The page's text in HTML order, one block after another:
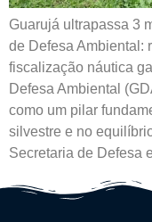
Guarujá ultrapassa 3
de Defesa Ambiental:
fiscalização náutica
Defesa Ambiental
como um pilar
silvestre e no
Secretaria de Defesa